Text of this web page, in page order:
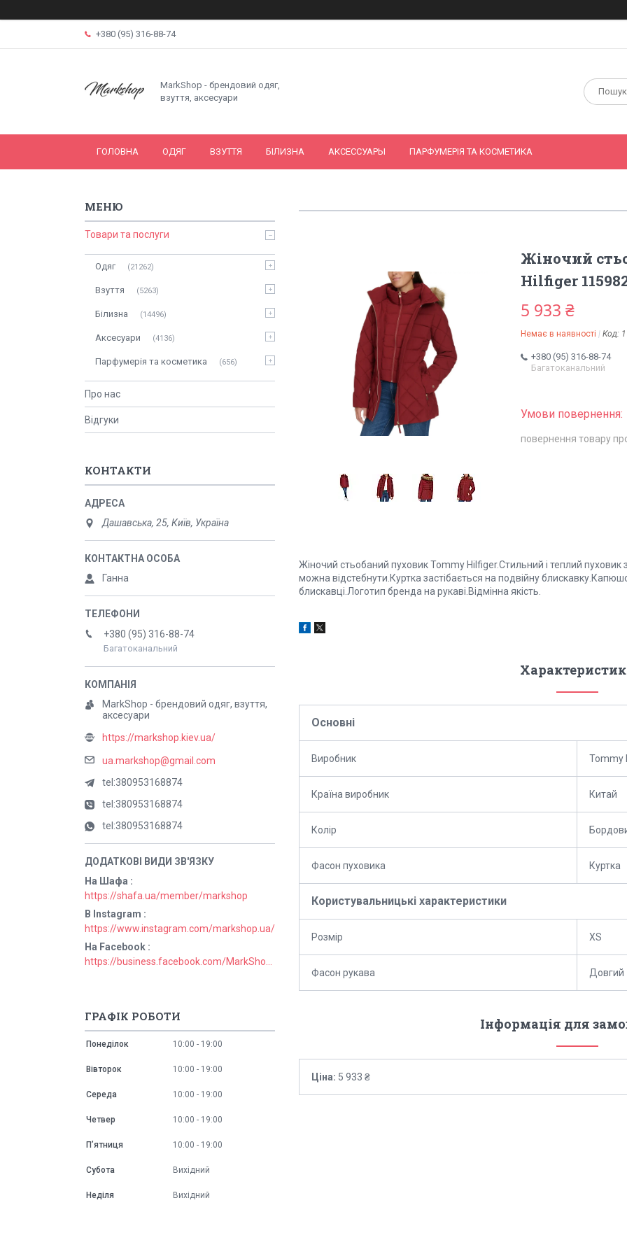
+380 (95) 316-88-74
MarkShop - брендовий одяг,
взуття, аксесуари
ГОЛОВНА ОДЯГ ВЗУТТЯ БІЛИЗНА АКСЕССУАРЫ ПАРФУМЕРІЯ ТА КОСМЕТИКА
Жіночий
Hilfiger
5 933 ₴
Немає в наявності Код:
+380 (95) 316-88-74
Багатоканальний
повернення товару
Жіночий стьобаний пуховик Tommy Hilfiger.Стильний і теплий
можна відстебнути.Куртка застібається на подвійну
блискавці.Логотип бренда на рукаві.Відмінна якість.
Основні
Виробник Tommy
Країна виробник Китай
Колір
Фасон пуховика Куртка
Користувальницькі характеристики
Розмір XS
Фасон рукава Довгий
Інформація для
Ціна: 5 933 ₴
Товари та послуги
Одяг 21262
Взуття 5263
Білизна 14496
Аксесуари 4136
Парфумерія та косметика 656
Про нас
Відгуки
КОНТАКТИ
Дашавська, 25, Київ, Україна
Ганна
+380 (95) 316-88-74
Багатоканальний
MarkShop - брендовий одяг, взуття,
аксесуари
https://markshop.kiev.ua/
ua.markshop@gmail.com
tel:380953168874
tel:380953168874
tel:380953168874
На Шафа
https://shafa.ua/member/markshop
В Instagram
https://www.instagram.com/markshop.ua/
На Facebook
ГРАФІК РОБОТИ
Понеділок 10:00 19:00
Вівторок 10:00 19:00
Середа 10:00 19:00
Четвер 10:00 19:00
Пʼятниця 10:00 19:00
Субота Вихідний
Неділя Вихідний